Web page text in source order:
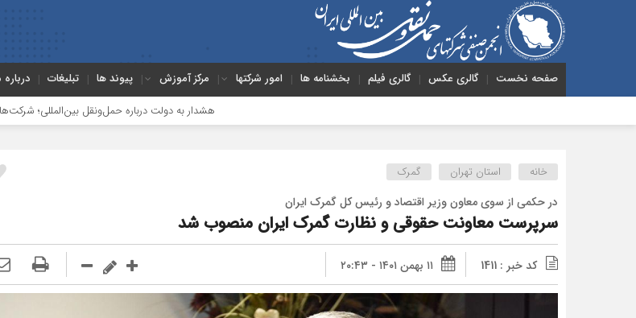
صفحه نخست گالری عکس گالری فیلم بخشنامه ها امور شرکتها مرکز آموزش پیوند ها تبلیغات درباره
هشدار به دولت درباره حمل‌ونقل بین‌المللی؛ شرکت‌ها زیر فشار
خانه استان تهران گمرک
در حکمی از سوی معاون وزیر اقتصاد و رئیس کل گمرک ایران
سرپرست معاونت حقوقی و نظارت گمرک ایران منصوب شد
کد خبر : 1411 ۱۱ بهمن ۱۴۰۱ - ۲۰:۴۳